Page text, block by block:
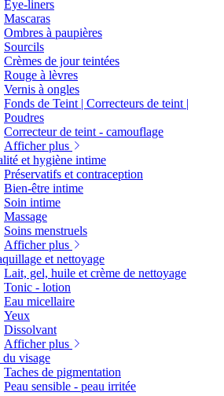
Eye-liners
Mascaras
Ombres à paupières
Sourcils
Crèmes de jour teintées
Rouge à lèvres
Vernis à ongles
Fonds de Teint | Correcteurs de teint |
Poudres
Correcteur de teint - camouflage
Afficher plus
et hygiène intime
Préservatifs et contraception
Bien-être intime
Soin intime
Massage
Soins menstruels
Afficher plus
et nettoyage
Lait, gel, huile et crème de nettoyage
Tonic - lotion
Eau micellaire
Yeux
Dissolvant
Afficher plus
du visage
Taches de pigmentation
Peau sensible - peau irritée